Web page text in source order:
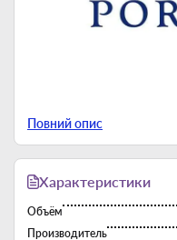
Porland Seasons —
аутентичного
Повний опис
Характеристики
Объём
Производитель